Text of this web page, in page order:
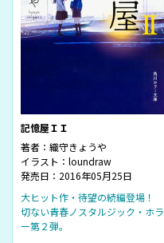
記憶屋ＩＩ
著者： 織守きょうや
イラスト： loundraw
発売日：2016年05月25日
大ヒット作・待望の続編登場！
切ない青春ノスタルジック・ホラ
ー第２弾。